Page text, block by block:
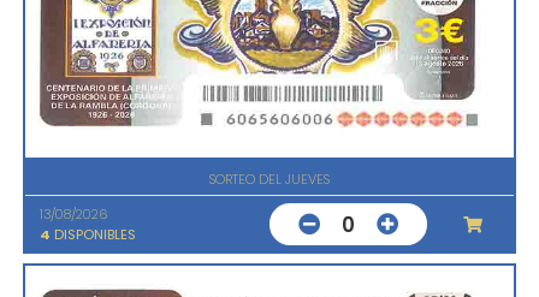
SORTEO DEL JUEVES
13/08/2026
4 DISPONIBLES 0